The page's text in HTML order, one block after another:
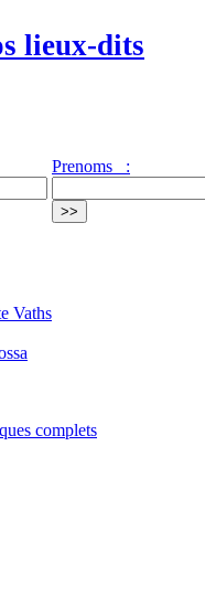
lieux-dits
Prenoms :
Vaths
complets